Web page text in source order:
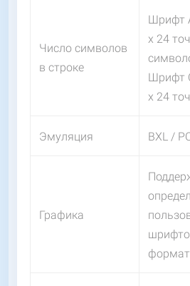
Число символов
в строке
Шрифт
х 24
Шрифт
х 24
Эмуляция BXL /
Графика